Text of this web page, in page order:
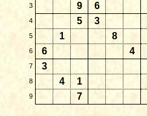
3 9 6
4 5 3
5 1 8
6 6 4
7 3
8 4 1
9 7